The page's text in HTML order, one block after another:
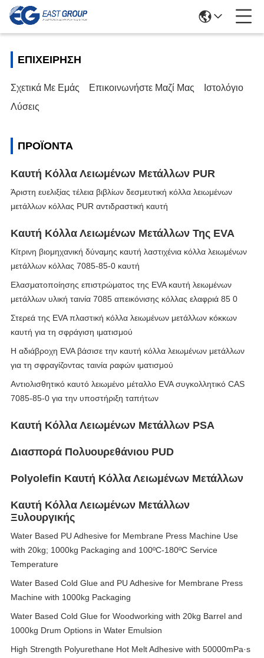
ΕΠΙΧΕΊΡΗΣΗ
Σχετικά Με Εμάς Επικοινωνήστε Μαζί Μας
Ιστολόγιο
Λύσεις
ΠΡΟΪΌΝΤΑ
Καυτή Κόλλα Λειωμένων Μετάλλων PUR
Άριστη ευελιξίας τέλεια βιβλίων δεσμευτική κόλλα λειωμένων
μετάλλων κόλλας PUR αντιδραστική καυτή
Καυτή Κόλλα Λειωμένων Μετάλλων Της EVA
Κίτρινη βιομηχανική δύναμης καυτή λαστιχένια κόλλα λειωμένων
μετάλλων κόλλας 7085-85-0 καυτή
Ελασματοποίησης επιστρώματος της EVA καυτή λειωμένων
μετάλλων υλική ταινία 7085 απεικόνισης κόλλας ελαφριά 85 0
Στερεά της EVA πλαστική κόλλα λειωμένων μετάλλων κόκκων
καυτή για τη σφράγιση ιματισμού
Η αδιάβροχη EVA βάσισε την καυτή κόλλα λειωμένων μετάλλων
για τη σφραγίζοντας ταινία ραφών ιματισμού
Αντιολισθητικό καυτό λειωμένο μέταλλο EVA συγκολλητικό CAS
7085-85-0 για την υποστήριξη ταπήτων
Καυτή Κόλλα Λειωμένων Μετάλλων PSA
Διασπορά Πολυουρεθάνιου PUD
Polyolefin Καυτή Κόλλα Λειωμένων Μετάλλων
Καυτή Κόλλα Λειωμένων Μετάλλων
Ξυλουργικής
Water Based PU Adhesive for Membrane Press Machine Use
with 20kg; 1000kg Packaging and 100ºC-180ºC Service
Temperature
Water Based Cold Glue and PU Adhesive for Membrane Press
Machine with 1000kg Packaging
Water Based Cold Glue for Woodworking with 20kg Barrel and
1000kg Drum Options in Water Emulsion
High Strength Polyurethane Hot Melt Adhesive with 50000mPa·s